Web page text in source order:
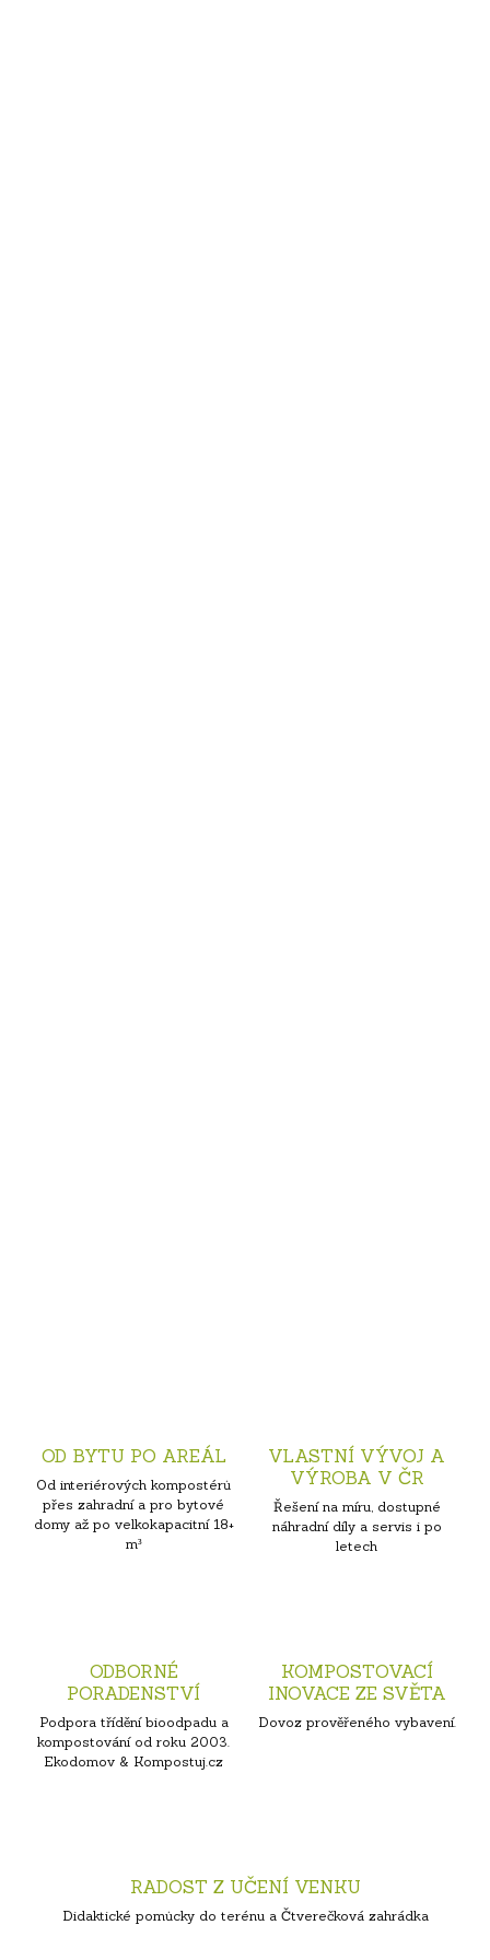
OD BYTU PO AREÁL
Od interiérových kompostérů
přes zahradní a pro bytové
domy až po velkokapacitní 18+
m³
VLASTNÍ VÝVOJ A
VÝROBA V ČR
Řešení na míru, dostupné
náhradní díly a servis i po
letech
ODBORNÉ
PORADENSTVÍ
Podpora třídění bioodpadu a
kompostování od roku 2003.
Ekodomov & Kompostuj.cz
KOMPOSTOVACÍ
INOVACE ZE SVĚTA
Dovoz prověřeného vybavení.
RADOST Z UČENÍ VENKU
Didaktické pomůcky do terénu a Čtverečková zahrádka